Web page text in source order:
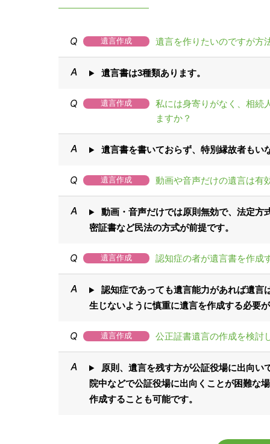
遺言作成 遺言を作りたいのですが方
遺言書は3種類あります。
遺言作成
私には身寄りがなく、相続
ますか？
遺言書を書いておらず、特別縁故者もい
遺言作成 動画や音声だけの遺言は有
動画・音声だけでは原則無効で、法定方
密証書など民法の方式が前提です。
遺言作成 認知症の者が遺言書を作成
認知症であっても遺言能力があれば遺言
生じないように慎重に遺言を作成する必要
遺言作成 公正証書遺言の作成を検討
原則、遺言を残す方が公証役場に出向
院中などで公証役場に出向くことが困難な
作成することも可能です。